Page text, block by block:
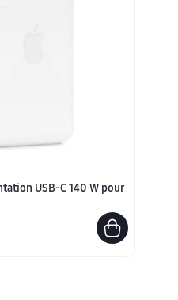
USB-C 140 W pour